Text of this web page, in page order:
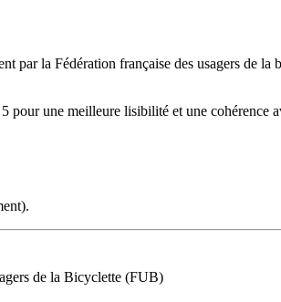
par la Fédération française des usagers de
pour une meilleure lisibilité et une cohérence
de la Bicyclette (FUB)